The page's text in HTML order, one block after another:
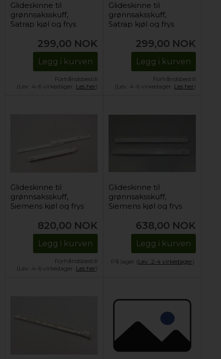
Glideskinne til
grønnsaksskuff,
Satrap kjøl og frys
299,00 NOK
Legg i kurven
Forhåndsbestill
(Lev. 4-6 virkedager. Les her)
Glideskinne til
grønnsaksskuff,
Satrap kjøl og frys
299,00 NOK
Legg i kurven
Forhåndsbestill
(Lev. 4-6 virkedager. Les her)
Glideskinne til
grønnsaksskuff,
Siemens kjøl og frys
820,00 NOK
Legg i kurven
Forhåndsbestill
(Lev. 4-6 virkedager. Les her)
Glideskinne til
grønnsaksskuff,
Siemens kjøl og frys
638,00 NOK
Legg i kurven
På lager (Lev. 2-4 virkedager).